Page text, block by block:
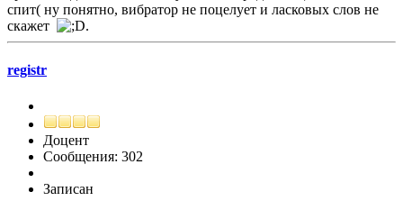
спит( ну понятно, вибратор не поцелует и ласковых слов не
скажет
.
registr
Доцент
Сообщения: 302
Записан